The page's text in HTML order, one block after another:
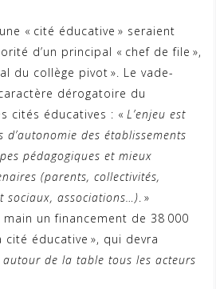
« cité éducative » seraient
d’un principal « chef de file »,
du collège pivot ». Le vade-
dérogatoire du
cités éducatives : « L’enjeu est
des établissements
pédagogiques et mieux
(parents, collectivités,
sociaux, associations…) . »
un financement de 38 000
éducative », qui devra
de la table tous les acteurs